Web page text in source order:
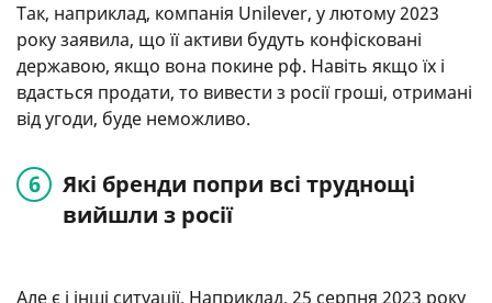
Так, наприклад, компанія Unilever, у лютому 2023
року заявила, що її активи будуть конфісковані
державою, якщо вона покине рф. Навіть якщо їх і
вдасться продати, то вивести з росії гроші, отримані
від угоди, буде неможливо.
Які бренди попри всі труднощі
вийшли з росії
Але є і інші ситуації. Наприклад, 25 серпня 2023 року